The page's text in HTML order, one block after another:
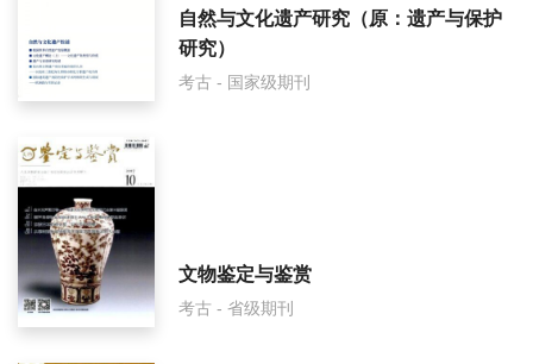
华夏考古面费如何收取？
华夏考古是什么级别刊物？
华夏考古审稿要多久？
华夏考古是国家级期刊吗？
自然与文化遗产研究（原：遗产与保护
研究）
考古 - 国家级期刊
文物鉴定与鉴赏
考古 - 省级期刊